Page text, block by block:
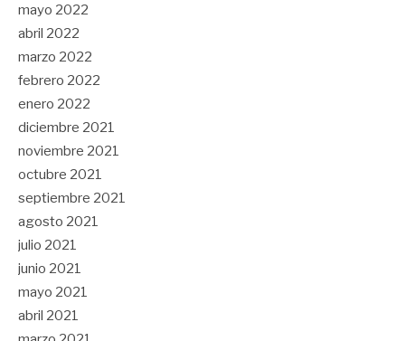
mayo 2022
abril 2022
marzo 2022
febrero 2022
enero 2022
diciembre 2021
noviembre 2021
octubre 2021
septiembre 2021
agosto 2021
julio 2021
junio 2021
mayo 2021
abril 2021